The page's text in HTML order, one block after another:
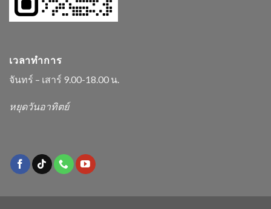
เวลาทำการ
จันทร์ – เสาร์ 9.00-18.00 น.
หยุดวันอาทิตย์